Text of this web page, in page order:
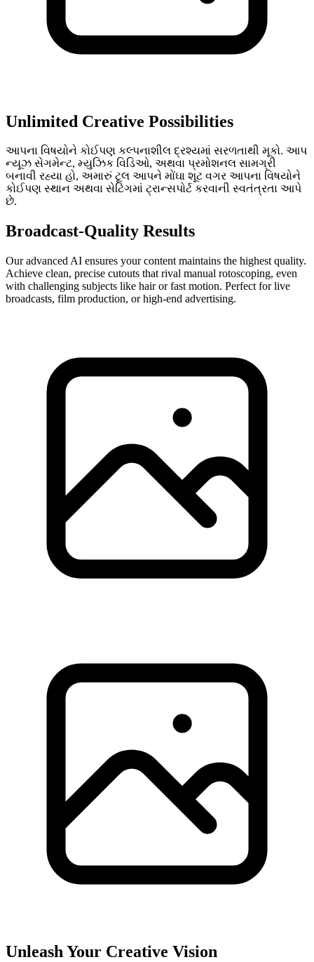
Unlimited Creative Possibilities
આપના વિષયોને કોઈપણ કલ્પનાશીલ દ્રશ્યમાં સરળતાથી મૂકો. આપ
ન્યૂઝ સેગમેન્ટ, મ્યુઝિક વિડિઓ, અથવા પ્રમોશનલ સામગ્રી
બનાવી રહ્યા હો, અમારું ટૂલ આપને મોંઘા શૂટ વગર આપના વિષયોને
કોઈપણ સ્થાન અથવા સેટિંગમાં ટ્રાન્સપોર્ટ કરવાની સ્વતંત્રતા આપે
છે.
Broadcast-Quality Results
Our advanced AI ensures your content maintains the highest quality.
Achieve clean, precise cutouts that rival manual rotoscoping, even
with challenging subjects like hair or fast motion. Perfect for live
broadcasts, film production, or high-end advertising.
Unleash Your Creative Vision